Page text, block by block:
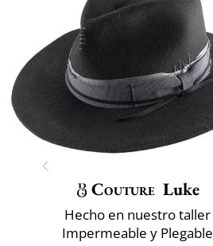
Couture Luke
Hecho en nuestro taller
Impermeable y Plegable